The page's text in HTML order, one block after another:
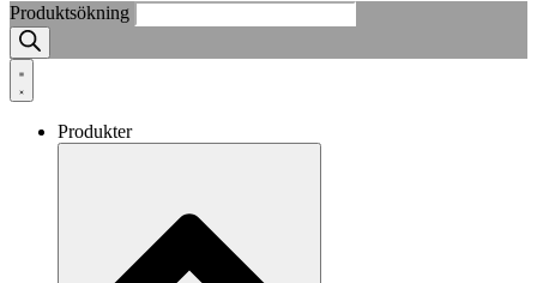
Produktsökning
Produkter